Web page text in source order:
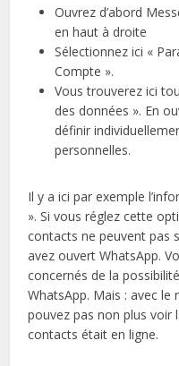
Ouvrez d’abord
en haut à droite
Sélectionnez ici «
Compte ».
Vous trouverez ici
des données ». En
définir
personnelles.
Il y a ici par exemple
». Si vous réglez cette
contacts ne peuvent pas
avez ouvert WhatsApp.
concernés de la
WhatsApp. Mais : avec le
pouvez pas non plus voir
contacts était en ligne.